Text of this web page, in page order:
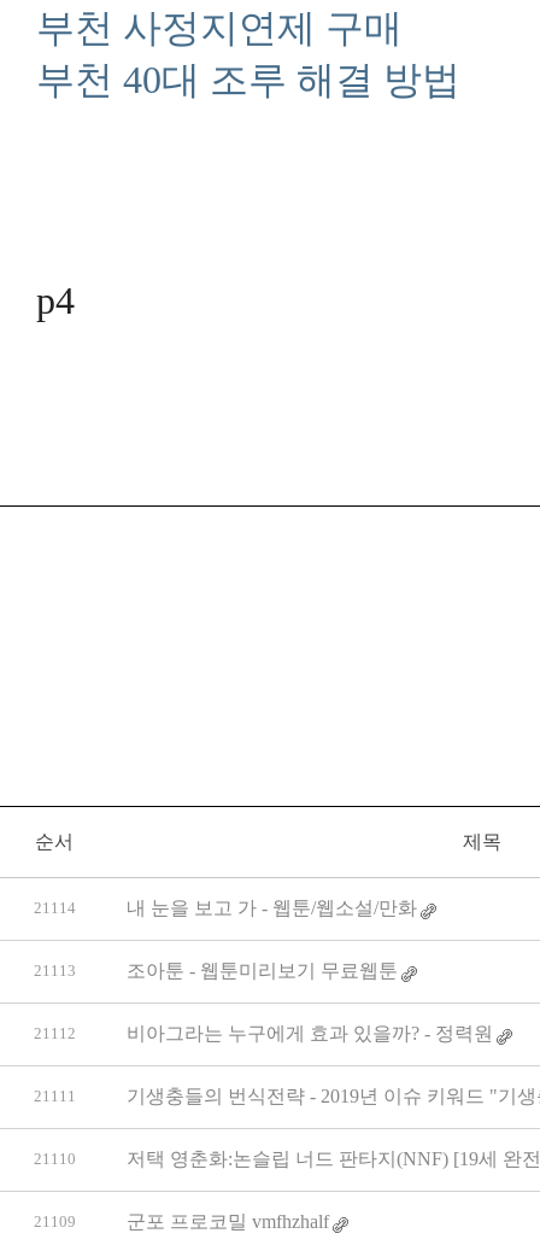
부천 사정지연제 구매
부천 40대 조루 해결 방법
p4
순서 제목
21114 내 눈을 보고 가 - 웹툰/웹소설/만화
21113 조아툰 - 웹툰미리보기 무료웹툰
21112 비아그라는 누구에게 효과 있을까? - 정력원
21111 기생충들의 번식전략 - 2019년 이슈 키워드 "기
21110 저택 영춘화:논슬립 너드 판타지(NNF) [19세 완
21109 군포 프로코밀 vmfhzhalf